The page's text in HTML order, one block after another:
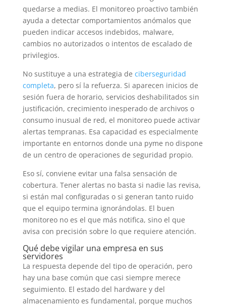
quedarse a medias. El monitoreo proactivo también
ayuda a detectar comportamientos anómalos que
pueden indicar accesos indebidos, malware,
cambios no autorizados o intentos de escalado de
privilegios.
No sustituye a una estrategia de ciberseguridad
completa, pero sí la refuerza. Si aparecen inicios de
sesión fuera de horario, servicios deshabilitados sin
justificación, crecimiento inesperado de archivos o
consumo inusual de red, el monitoreo puede activar
alertas tempranas. Esa capacidad es especialmente
importante en entornos donde una pyme no dispone
de un centro de operaciones de seguridad propio.
Eso sí, conviene evitar una falsa sensación de
cobertura. Tener alertas no basta si nadie las revisa,
si están mal configuradas o si generan tanto ruido
que el equipo termina ignorándolas. El buen
monitoreo no es el que más notifica, sino el que
avisa con precisión sobre lo que requiere atención.
Qué debe vigilar una empresa en sus
servidores
La respuesta depende del tipo de operación, pero
hay una base común que casi siempre merece
seguimiento. El estado del hardware y del
almacenamiento es fundamental, porque muchos